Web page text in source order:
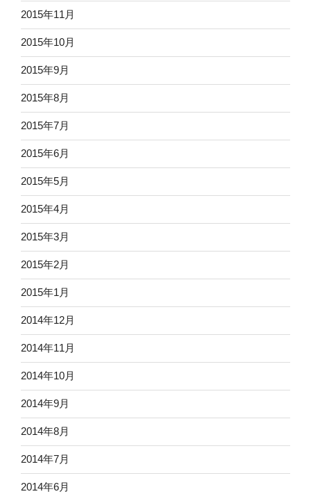
2015年11月
2015年10月
2015年9月
2015年8月
2015年7月
2015年6月
2015年5月
2015年4月
2015年3月
2015年2月
2015年1月
2014年12月
2014年11月
2014年10月
2014年9月
2014年8月
2014年7月
2014年6月